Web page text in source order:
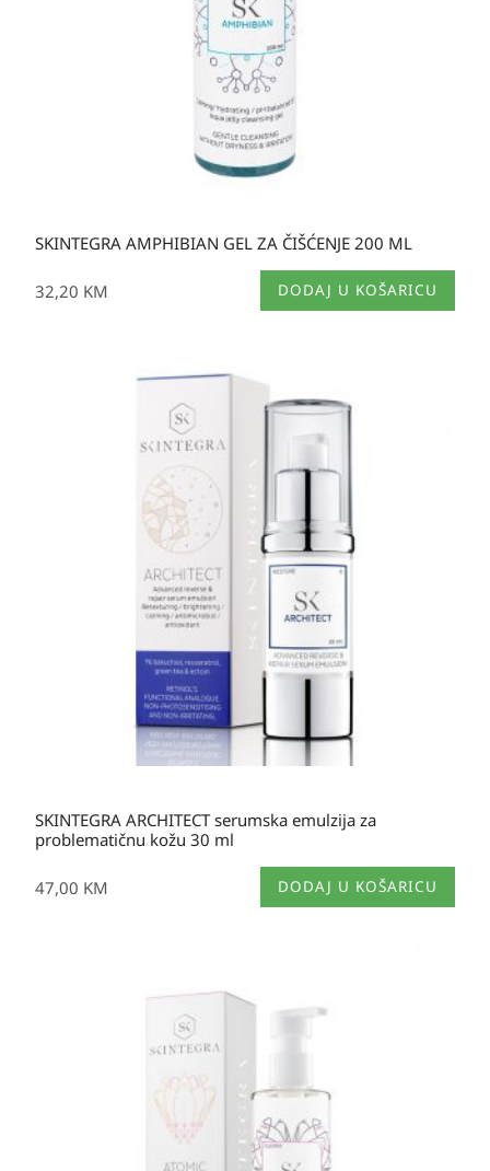
SKINTEGRA AMPHIBIAN GEL ZA ČIŠĆENJE 200 ML
32,20 KM DODAJ U KOŠARICU
SKINTEGRA ARCHITECT serumska emulzija za
problematičnu kožu 30 ml
47,00 KM DODAJ U KOŠARICU